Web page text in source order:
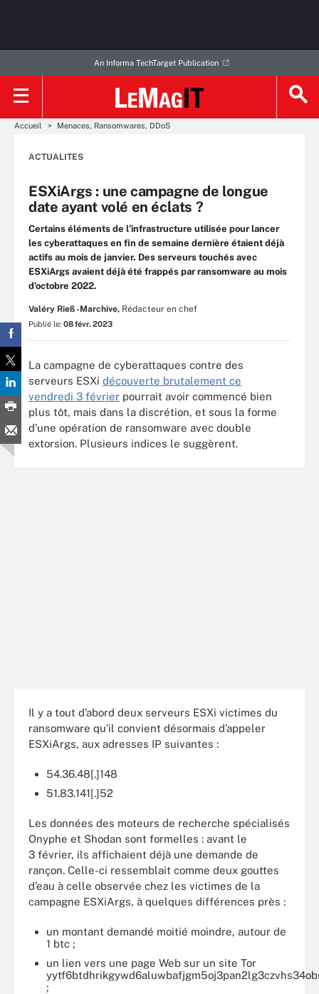
An Informa TechTarget Publication
Accueil Menaces, Ransomwares, DDoS
ACTUALITES
ESXiArgs : une campagne de longue
date ayant volé en éclats ?
Certains éléments de l’infrastructure utilisée pour lancer
les cyberattaques en fin de semaine dernière étaient déjà
actifs au mois de janvier. Des serveurs touchés avec
ESXiArgs avaient déjà été frappés par ransomware au mois
d’octobre 2022.
Valéry Rieß-Marchive, Rédacteur en chef
Publié le: 08 févr. 2023
La campagne de cyberattaques contre des
serveurs ESXi découverte brutalement ce
vendredi 3 février pourrait avoir commencé bien
plus tôt, mais dans la discrétion, et sous la forme
d’une opération de ransomware avec double
extorsion. Plusieurs indices le suggèrent.
Il y a tout d’abord deux serveurs ESXi victimes du
ransomware qu’il convient désormais d’appeler
ESXiArgs, aux adresses IP suivantes :
54.36.48[.]148
51.83.141[.]52
Les données des moteurs de recherche spécialisés
Onyphe et Shodan sont formelles : avant le
3 février, ils affichaient déjà une demande de
rançon. Celle-ci ressemblait comme deux gouttes
d’eau à celle observée chez les victimes de la
campagne ESXiArgs, à quelques différences près :
un montant demandé moitié moindre, autour de
1 btc ;
un lien vers une page Web sur un site Tor
;